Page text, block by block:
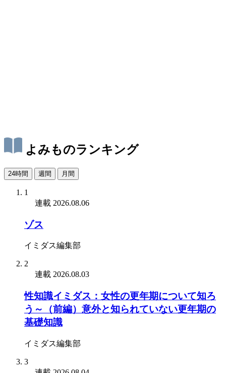
よみものランキング
24時間 週間 月間
1
連載 2026.08.06
ゾス
イミダス編集部
2
連載 2026.08.03
性知識イミダス：女性の更年期について知ろ
う～（前編）意外と知られていない更年期の
基礎知識
イミダス編集部
3